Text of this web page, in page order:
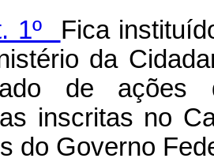
1º Fica
da
de ações
inscritas no
do Governo